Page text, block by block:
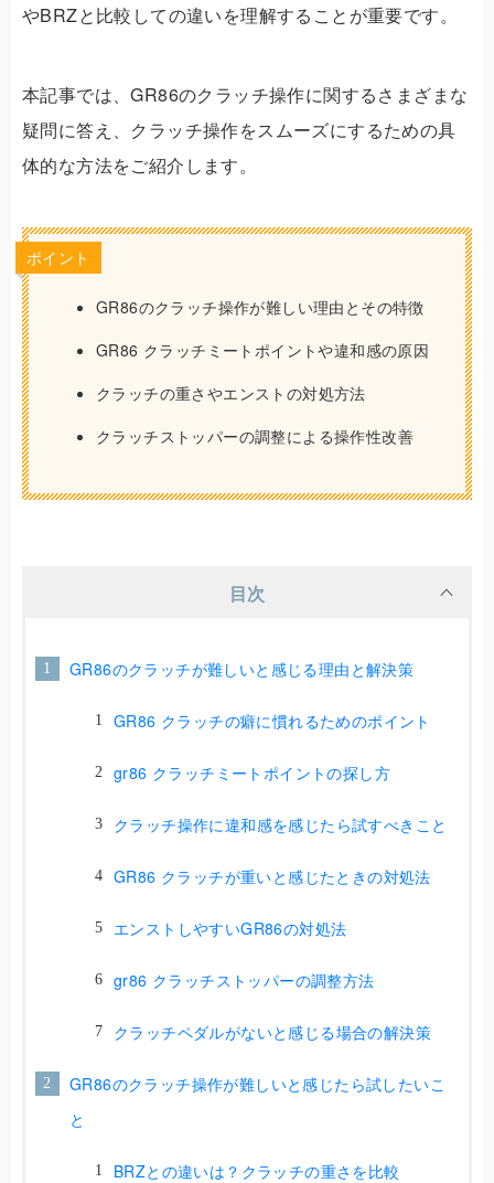
やBRZと比較しての違いを理解することが重要です。
本記事では、GR86のクラッチ操作に関するさまざまな
疑問に答え、クラッチ操作をスムーズにするための具
体的な方法をご紹介します。
ポイント
GR86のクラッチ操作が難しい理由とその特徴
GR86 クラッチミートポイントや違和感の原因
クラッチの重さやエンストの対処方法
クラッチストッパーの調整による操作性改善
目次
GR86のクラッチが難しいと感じる理由と解決策
GR86 クラッチの癖に慣れるためのポイント
gr86 クラッチミートポイントの探し方
クラッチ操作に違和感を感じたら試すべきこと
GR86 クラッチが重いと感じたときの対処法
エンストしやすいGR86の対処法
gr86 クラッチストッパーの調整方法
クラッチペダルがないと感じる場合の解決策
GR86のクラッチ操作が難しいと感じたら試したいこ
と
BRZとの違いは？クラッチの重さを比較